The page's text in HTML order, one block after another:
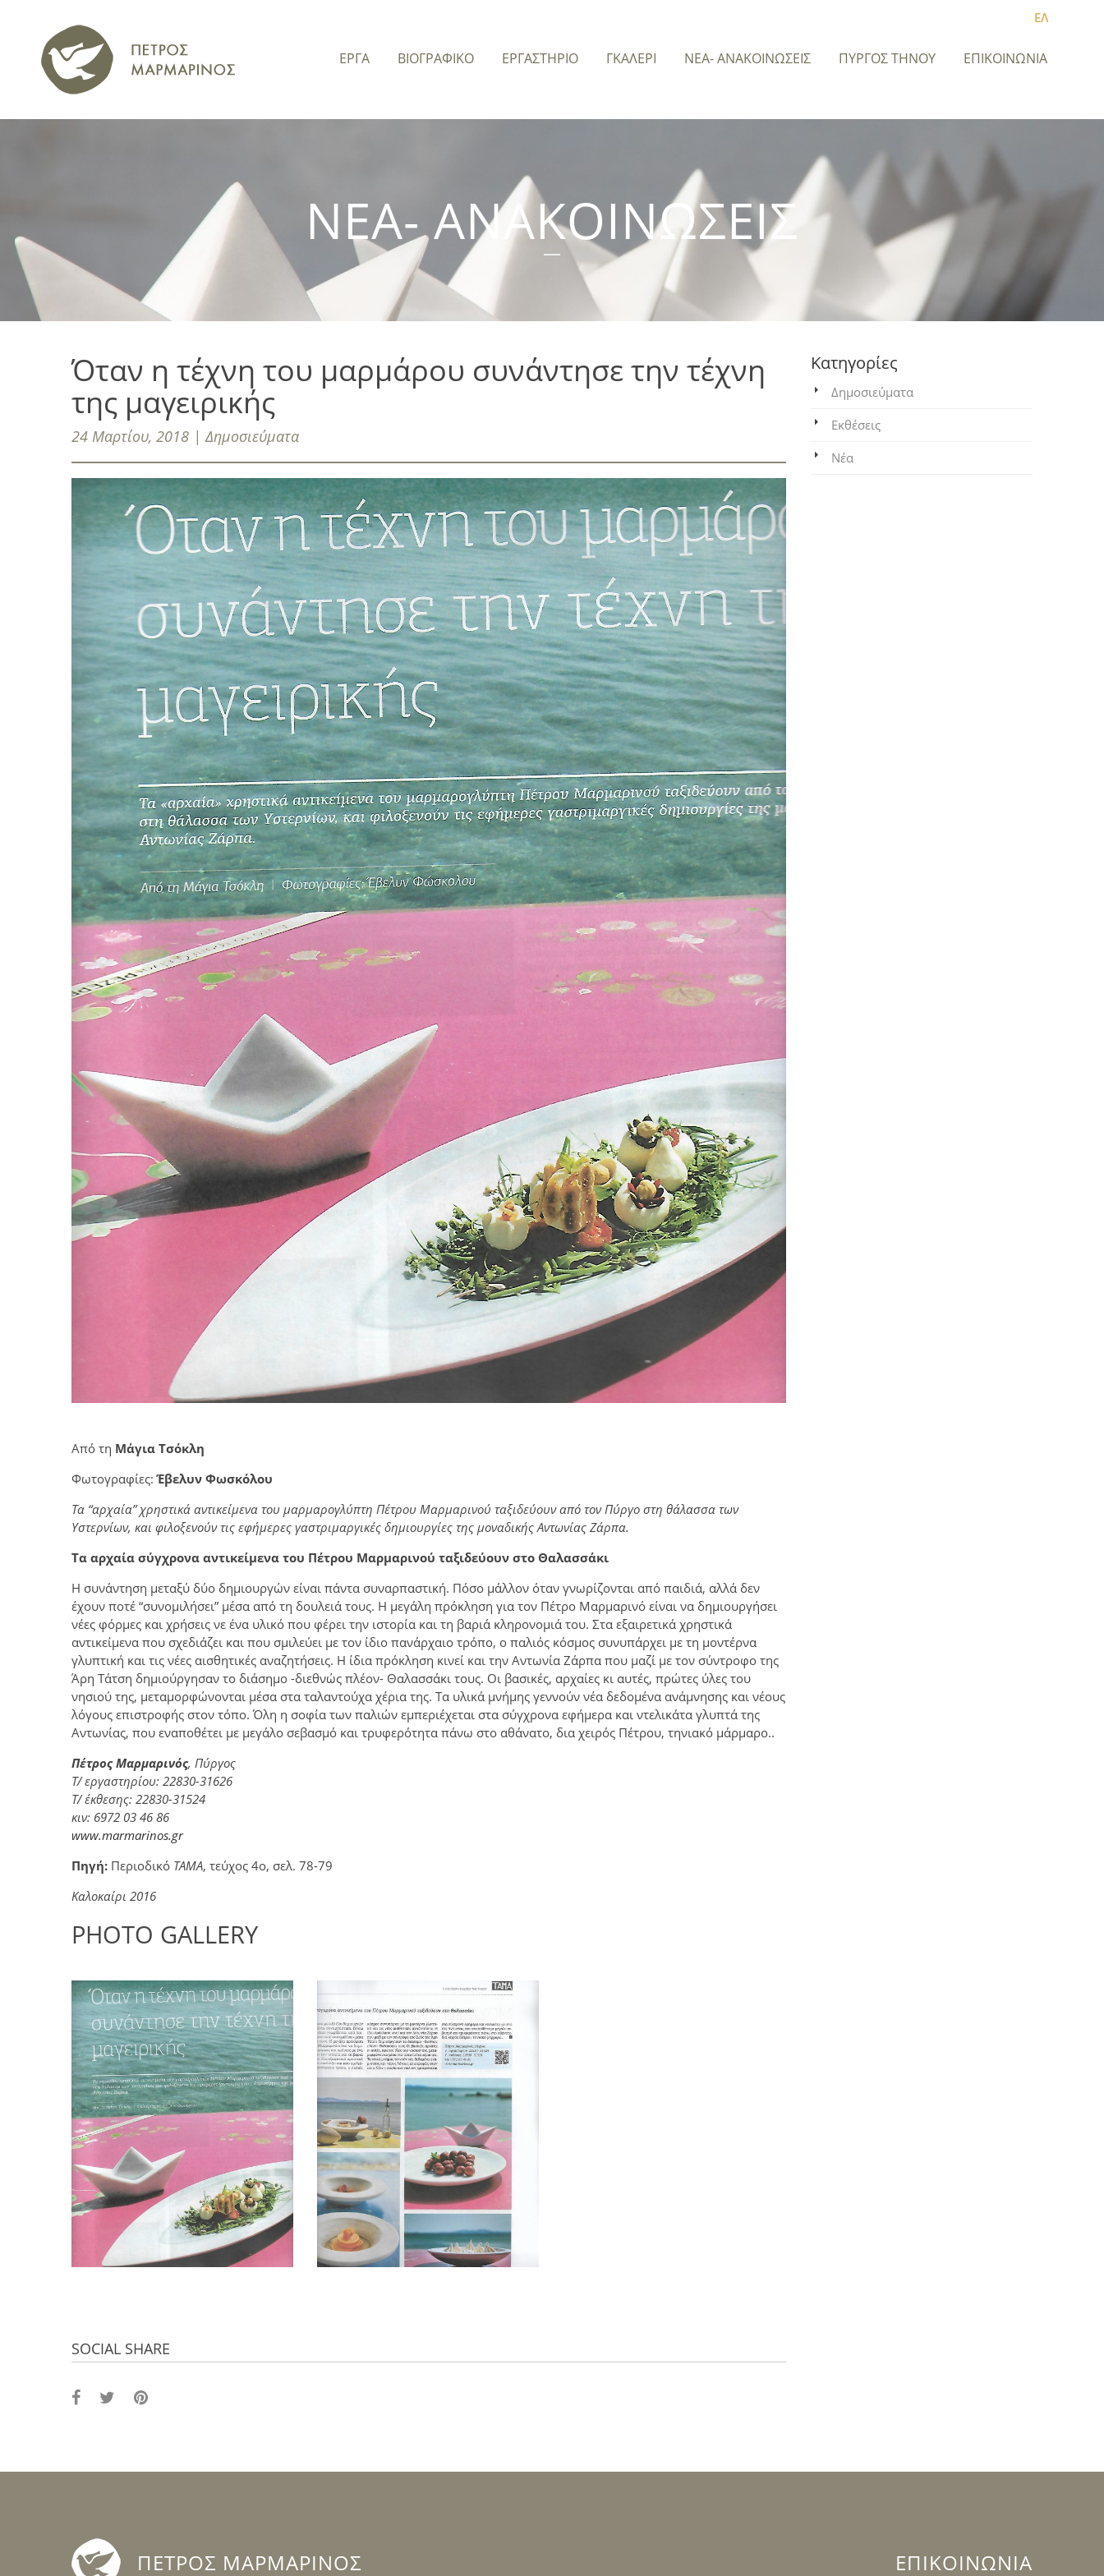
ΕΡΓΑ ΒΙΟΓΡΑΦΙΚΟ ΕΡΓΑΣΤΗΡΙΟ ΓΚΑΛΕΡΙ ΝΕΑ- ΑΝΑΚΟΙΝΩΣΕΙΣ ΠΥΡΓΟΣ ΤΗΝΟΥ ΕΠΙΚΟΙΝΩΝΙΑ
ΕΛ
ΝΕΑ- ΑΝΑΚΟΙΝΩΣΕΙΣ
Όταν η τέχνη του μαρμάρου συνάντησε την τέχνη
της μαγειρικής
24 Μαρτίου, 2018 | Δημοσιεύματα
Από τη Μάγια Τσόκλη
Φωτογραφίες: Έβελυν Φωσκόλου
Τα “αρχαία” χρηστικά αντικείμενα του μαρμαρογλύπτη Πέτρου Μαρμαρινού ταξιδεύουν από τον Πύργο στη θάλασσα των
Υστερνίων, και φιλοξενούν τις εφήμερες γαστριμαργικές δημιουργίες της μοναδικής Αντωνίας Ζάρπα.
Τα αρχαία σύγχρονα αντικείμενα του Πέτρου Μαρμαρινού ταξιδεύουν στο Θαλασσάκι
Η συνάντηση μεταξύ δύο δημιουργών είναι πάντα συναρπαστική. Πόσο μάλλον όταν γνωρίζονται από παιδιά, αλλά δεν
έχουν ποτέ “συνομιλήσει” μέσα από τη δουλειά τους. Η μεγάλη πρόκληση για τον Πέτρο Μαρμαρινό είναι να δημιουργήσει
νέες φόρμες και χρήσεις νε ένα υλικό που φέρει την ιστορία και τη βαριά κληρονομιά του. Στα εξαιρετικά χρηστικά
αντικείμενα που σχεδιάζει και που σμιλεύει με τον ίδιο πανάρχαιο τρόπο, ο παλιός κόσμος συνυπάρχει με τη μοντέρνα
γλυπτική και τις νέες αισθητικές αναζητήσεις. Η ίδια πρόκληση κινεί και την Αντωνία Ζάρπα που μαζί με τον σύντροφο της
Άρη Τάτση δημιούργησαν το διάσημο -διεθνώς πλέον- Θαλασσάκι τους. Οι βασικές, αρχαίες κι αυτές, πρώτες ύλες του
νησιού της, μεταμορφώνονται μέσα στα ταλαντούχα χέρια της. Τα υλικά μνήμης γεννούν νέα δεδομένα ανάμνησης και νέους
λόγους επιστροφής στον τόπο. Όλη η σοφία των παλιών εμπεριέχεται στα σύγχρονα εφήμερα και ντελικάτα γλυπτά της
Αντωνίας, που εναποθέτει με μεγάλο σεβασμό και τρυφερότητα πάνω στο αθάνατο, δια χειρός Πέτρου, τηνιακό μάρμαρο..
Πέτρος Μαρμαρινός, Πύργος
Τ/ εργαστηρίου: 22830-31626
Τ/ έκθεσης: 22830-31524
κιν: 6972 03 46 86
www.marmarinos.gr
Πηγή: Περιοδικό ΤΑΜΑ, τεύχος 4ο, σελ. 78-79
Καλοκαίρι 2016
PHOTO GALLERY
SOCIAL SHARE
Κατηγορίες
Δημοσιεύματα
Εκθέσεις
Νέα
ΠΕΤΡΟΣ ΜΑΡΜΑΡΙΝΟΣ ΕΠΙΚΟΙΝΩΝΙΑ